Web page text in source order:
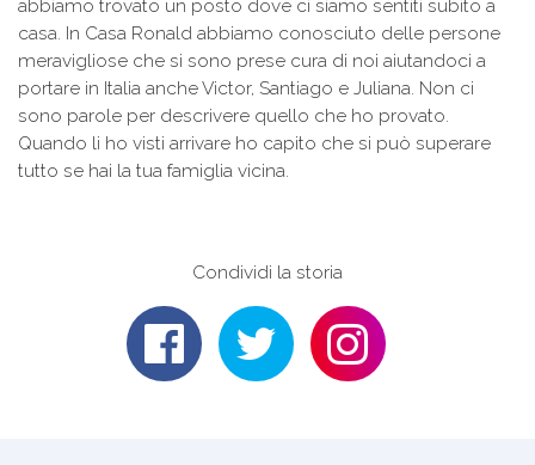
abbiamo trovato un posto dove ci siamo sentiti subito a
casa. In Casa Ronald abbiamo conosciuto delle persone
meravigliose che si sono prese cura di noi aiutandoci a
portare in Italia anche Victor, Santiago e Juliana. Non ci
sono parole per descrivere quello che ho provato.
Quando li ho visti arrivare ho capito che si può superare
tutto se hai la tua famiglia vicina.
Condividi la storia